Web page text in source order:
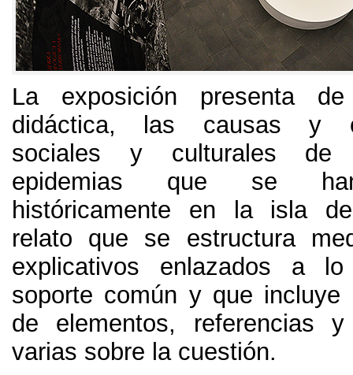
La exposición presenta
didáctica, las causas y
sociales y culturales de
epidemias que se
históricamente en la isla
relato que se estructura
explicativos enlazados a
soporte común y que incluye
de elementos, referencias
varias sobre la cuestión.